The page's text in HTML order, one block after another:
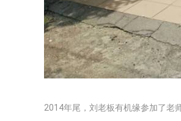
2014年尾，刘老板有机缘参加了老